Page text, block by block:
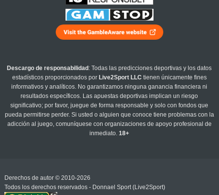
Descargo de responsabilidad : Todas las predicciones deportivas y los datos
estadísticos proporcionados por Live2Sport LLC tienen únicamente fines
informativos y analíticos. No garantizamos ninguna ganancia financiera ni
resultados específicos. Las apuestas deportivas implican un riesgo
significativo; por favor, juegue de forma responsable y solo con fondos que
pueda permitirse perder. Si usted o alguien que conoce tiene problemas con la
adicción al juego, comuníquese con organizaciones de apoyo profesional de
inmediato.18+
Derechos de autor © 2010-2026
Todos los derechos reservados - Donnael Sport (Live2Sport)